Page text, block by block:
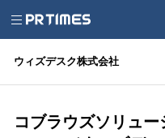
ウィズデスク株式会社
コブラウズソリュ